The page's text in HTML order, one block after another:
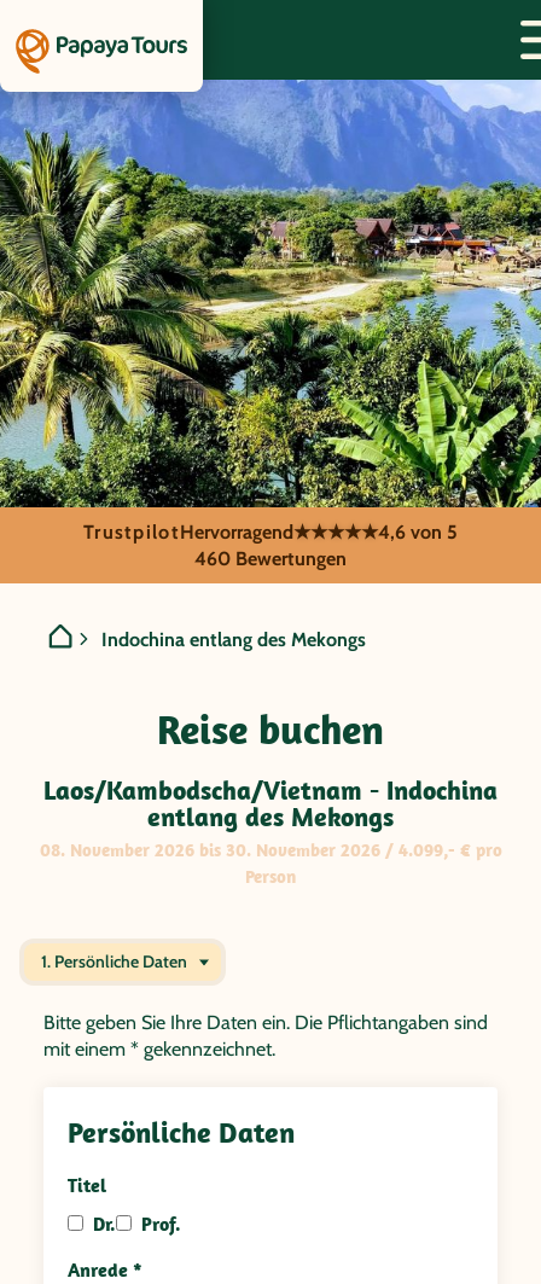
GRUPPENREISE:
Laos/Kambodscha/
TrustpilotHervorragend★★★★★4,6 von 5
460 Bewertungen
Indochina entlang des Mekongs
Reise buchen
Laos/Kambodscha/Vietnam - Indochina
entlang des Mekongs
08. November 2026 bis 30. November 2026 / 4.099,- € pro
Person
1. Persönliche Daten
Bitte geben Sie Ihre Daten ein. Die Pflichtangaben sind
mit einem * gekennzeichnet.
Persönliche Daten
Titel
Dr.
Prof.
Anrede *